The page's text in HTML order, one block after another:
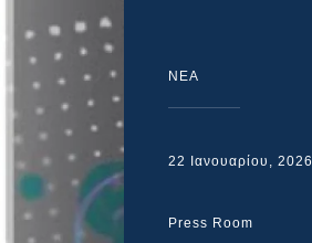
NEA
22 Ιανουαρίου, 2026
Press Room